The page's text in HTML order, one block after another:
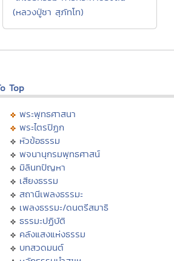
(หลวงปู่ชา สุภัทโท)
Top
พระพุทธศาสนา
พระไตรปิฏก
หัวข้อธรรม
พจนานุกรมพุทธศาสน์
มิลินทปัญหา
เสียงธรรม
สถานีเพลงธรรมะ
เพลงธรรมะ/ดนตรีสมาธิ
ธรรมะปฏิบัติ
คลังแสงแห่งธรรม
บทสวดมนต์